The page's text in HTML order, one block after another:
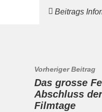
Beitrags
Vorheriger Beitrag
Das grosse
Abschluss
Filmtage